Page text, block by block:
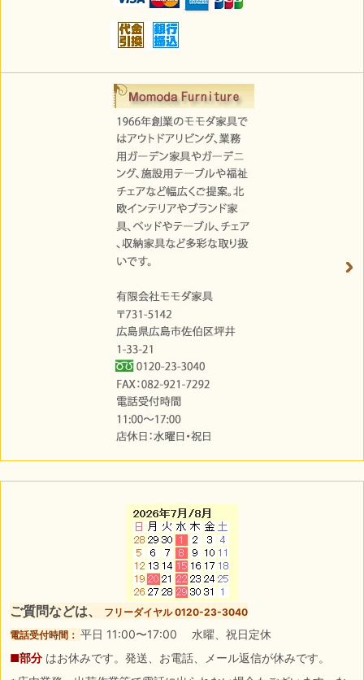
ご質問などは、
フリーダイヤル 0120-23-3040
電話受付時間： 平日 11:00〜17:00 水曜、祝日定休
■部分 はお休みです。発送、お電話、メール返信が休みです。